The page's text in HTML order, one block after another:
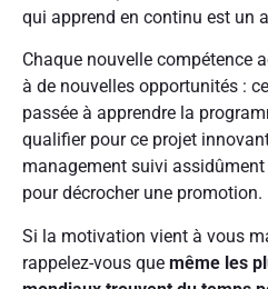
qui apprend en continu est un
Chaque nouvelle compétence
à de nouvelles opportunités :
passée à apprendre la
qualifier pour ce projet
management suivi
pour décrocher une promotion.
Si la motivation vient à vous
rappelez-vous que même les